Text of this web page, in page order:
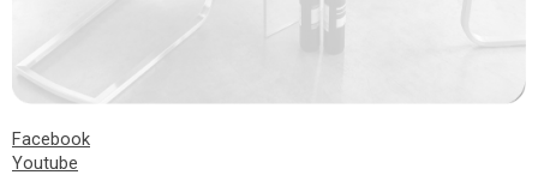
Facebook
Youtube